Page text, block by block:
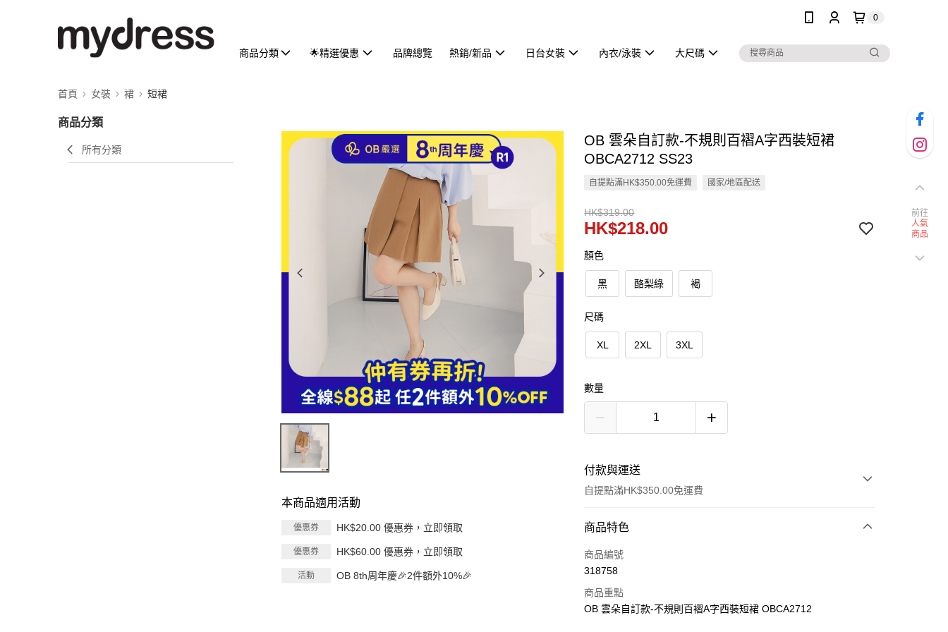
0
商品分類 🌟精選優惠 品牌總覽 熱銷/新品 日台女裝 內衣/泳裝 大尺碼
首頁 女裝 裙 短裙
商品分類
所有分類
本商品適用活動
優惠券 HK$20.00 優惠券，立即領取
優惠券 HK$60.00 優惠券，立即領取
活動 OB 8th周年慶🎉2件額外10%🎉
OB 雲朵自訂款-不規則百褶A字西裝短裙
OBCA2712 SS23
自提點滿HK$350.00免運費 國家/地區配送
HK$319.00
HK$218.00
顏色
黑 酪梨綠 褐
尺碼
XL 2XL 3XL
數量
付款與運送
自提點滿HK$350.00免運費
付款方式
信用卡
AlipayHK
商品特色
商品編號
318758
商品重點
OB 雲朵自訂款-不規則百褶A字西裝短裙 OBCA2712
前往
人氣
商品